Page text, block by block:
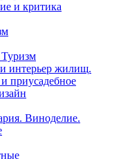
и критика
и интерьер жилищ.
приусадебное
Виноделие.